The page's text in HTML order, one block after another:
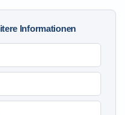
Informationen